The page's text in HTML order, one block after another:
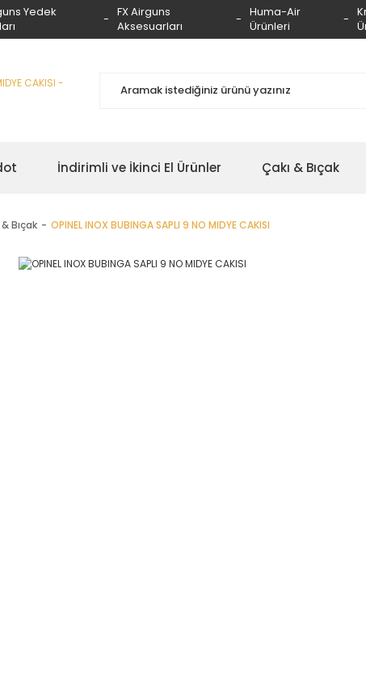
Yedek
FX Airguns
Aksesuarları
Huma-Air
Ürünleri
İndirimli ve İkinci El Ürünler Çakı & Bıçak
Bıçak OPINEL INOX BUBINGA SAPLI 9 NO MIDYE CAKISI